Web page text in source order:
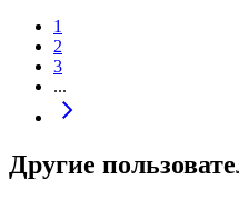
1
2
3
...
Другие